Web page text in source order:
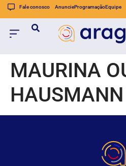
Fale conosco AnuncieProgramaçãoEquipe
MAURINA
HAUSMANN